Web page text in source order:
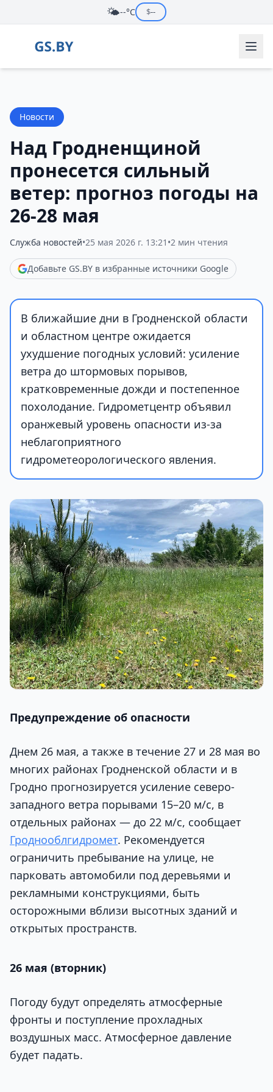
🌤️--°C $--
Новости
Над Гродненщиной
пронесется сильный
ветер: прогноз погоды на
26-28 мая
Служба новостей•25 мая 2026 г. 13:21 •2 мин чтения
Добавьте GS.BY в избранные источники Google
В ближайшие дни в Гродненской области
и областном центре ожидается
ухудшение погодных условий: усиление
ветра до штормовых порывов,
кратковременные дожди и постепенное
похолодание. Гидрометцентр объявил
оранжевый уровень опасности из-за
неблагоприятного
гидрометеорологического явления.
Предупреждение об опасности
Днем 26 мая, а также в течение 27 и 28 мая во
многих районах Гродненской области и в
Гродно прогнозируется усиление северо-
западного ветра порывами 15–20 м/с, в
отдельных районах — до 22 м/с, сообщает
Гроднооблгидромет. Рекомендуется
ограничить пребывание на улице, не
парковать автомобили под деревьями и
рекламными конструкциями, быть
осторожными вблизи высотных зданий и
открытых пространств.
26 мая (вторник)
Погоду будут определять атмосферные
фронты и поступление прохладных
воздушных масс. Атмосферное давление
будет падать.